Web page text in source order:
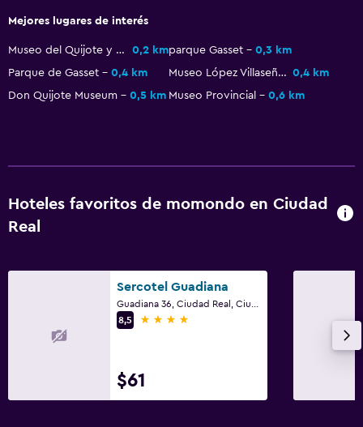
Mejores lugares de interés
Museo del Quijote y Biblioteca Cervantina 0,2 kmparque Gasset
0,3 km
Parque de Gasset
0,4 km Museo López Villaseñor 0,4 km
Don Quijote Museum
0,5 km Museo Provincial 0,6 km
Hoteles favoritos de momondo en Ciudad
Real
Sercotel Guadiana
8,5
4 estrellas
$61